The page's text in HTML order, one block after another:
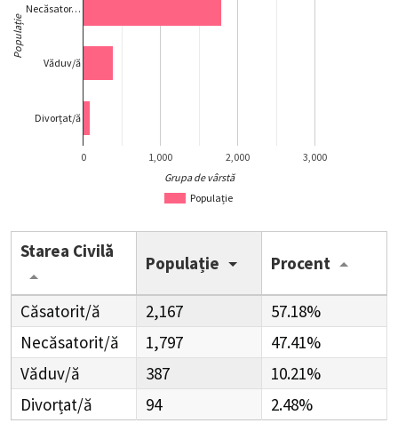
Populație
0 1,000 2,000 3,000
Necăsator…
Văduv/ă
Divorțat/ă
Grupa de vârstă
Populație
Starea Civilă
Populație Procent
Căsatorit/ă 2,167
57.18%
Necăsatorit/ă
1,797
47.41%
Văduv/ă
387
10.21%
Divorțat/ă
94 2.48%